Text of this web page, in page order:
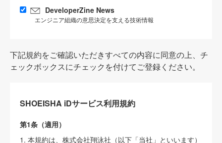
DeveloperZine News
エンジニア組織の意思決定を支える技術情報
下記規約をご確認いただきすべての内容に同意の上、チ
ェックボックスにチェックを付けてご登録ください。
SHOEISHA iDサービス利用規約
第1条（適用）
1. 本規約は、株式会社翔泳社（以下「当社」といいます）